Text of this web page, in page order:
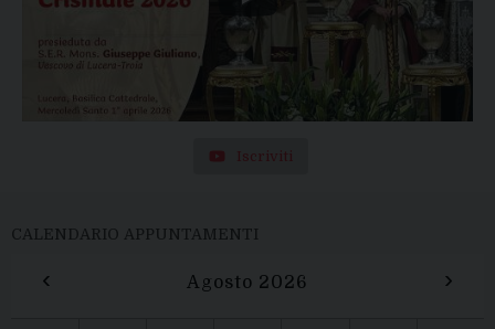
Iscriviti
CALENDARIO APPUNTAMENTI
‹ Agosto 2026 ›